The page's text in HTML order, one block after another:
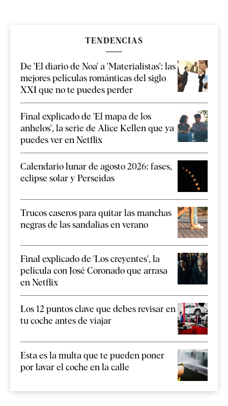
TENDENCIAS
De 'El diario de Noa' a 'Materialistas': las
mejores películas románticas del siglo
XXI que no te puedes perder
Final explicado de 'El mapa de los
anhelos', la serie de Alice Kellen que ya
puedes ver en Netflix
Calendario lunar de agosto 2026: fases,
eclipse solar y Perseidas
Trucos caseros para quitar las manchas
negras de las sandalias en verano
Final explicado de 'Los creyentes', la
película con José Coronado que arrasa
en Netflix
Los 12 puntos clave que debes revisar en
tu coche antes de viajar
Esta es la multa que te pueden poner
por lavar el coche en la calle